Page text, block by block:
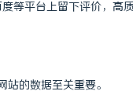
等平台上留下评价，高
的数据至关重要。